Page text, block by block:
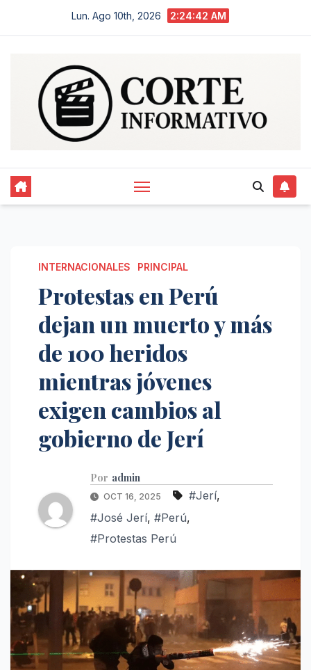
Lun. Ago 10th, 2026 2:24:43 AM
INTERNACIONALES PRINCIPAL
Protestas en Perú
dejan un muerto y más
de 100 heridos
mientras jóvenes
exigen cambios al
gobierno de Jerí
Por admin
OCT 16, 2025 #Jerí,
#José Jerí, #Perú,
#Protestas Perú